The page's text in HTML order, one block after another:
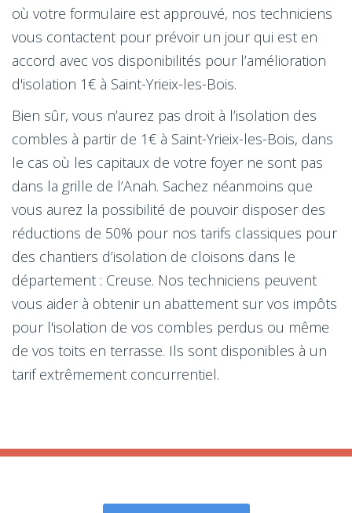
où votre formulaire est approuvé, nos techniciens
vous contactent pour prévoir un jour qui est en
accord avec vos disponibilités pour l’amélioration
d'isolation 1€ à Saint-Yrieix-les-Bois.
Bien sûr, vous n’aurez pas droit à l’isolation des
combles à partir de 1€ à Saint-Yrieix-les-Bois, dans
le cas où les capitaux de votre foyer ne sont pas
dans la grille de l’Anah. Sachez néanmoins que
vous aurez la possibilité de pouvoir disposer des
réductions de 50% pour nos tarifs classiques pour
des chantiers d’isolation de cloisons dans le
département : Creuse. Nos techniciens peuvent
vous aider à obtenir un abattement sur vos impôts
pour l'isolation de vos combles perdus ou même
de vos toits en terrasse. Ils sont disponibles à un
tarif extrêmement concurrentiel.